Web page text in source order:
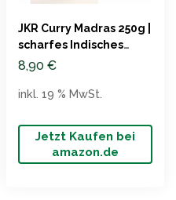
JKR Curry Madras 250g |
scharfes Indisches
Gewürz
8,90 €
Jetzt Kaufen bei
amazon.de
inkl. 19 % MwSt.